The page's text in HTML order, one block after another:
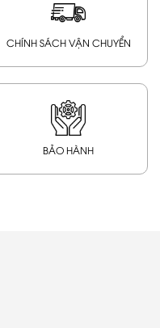
CHÍNH SÁCH VẬN CHUYỂN
BẢO HÀNH